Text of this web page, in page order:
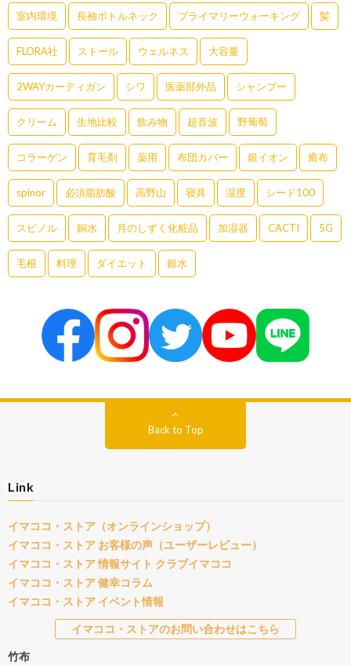
室内環境 長袖ボトルネック プライマリーウォーキング 髪
FLORA社 ストール ウェルネス 大容量
2WAYカーディガン シワ 医薬部外品 シャンプー
クリーム 生地比較 飲み物 超音波 野葡萄
コラーゲン 育毛剤 薬用 布団カバー 銀イオン 癒布
spinor 必須脂肪酸 高野山 寝具 湿度 シード100
スピノル 銅水 月のしずく化粧品 加湿器 CACTI 5G
毛根 料理 ダイエット 銀水
Back to Top
Link
イマココ・ストア（オンラインショップ）
イマココ・ストア お客様の声（ユーザーレビュー）
イマココ・ストア 情報サイト クラブイマココ
イマココ・ストア 健幸コラム
イマココ・ストア イベント情報
イマココ・ストアのお問い合わせはこちら
竹布